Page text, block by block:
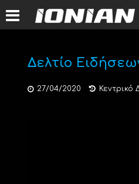
Δελτίο
27/04/2020 Κεντρικό